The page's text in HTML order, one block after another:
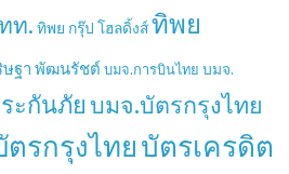
ท. ทิพย กรุ๊ป โฮลดิ้งส์ ทิพย
ษฐา พัฒนรัชต์ บมจ.การบินไทย บมจ.
ะกันภัย บมจ.บัตรกรุงไทย
ตรกรุงไทย บัตรเครดิต